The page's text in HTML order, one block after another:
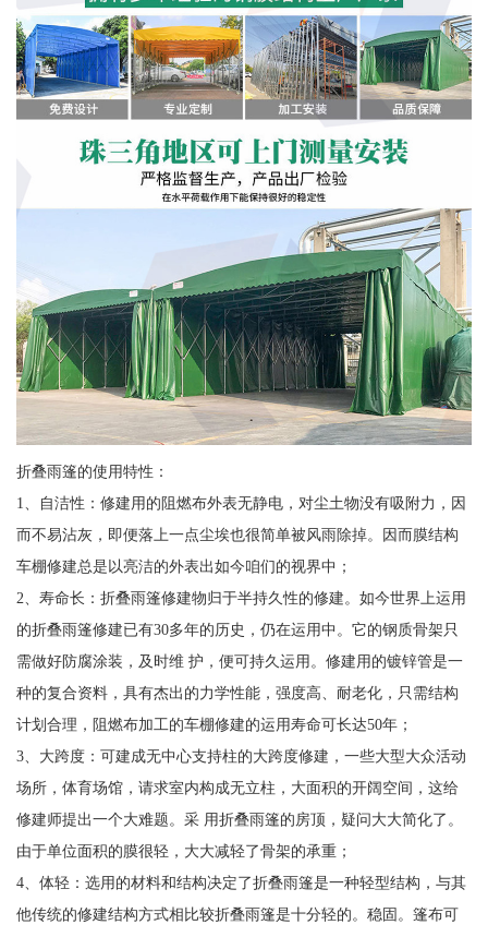
折叠雨篷的使用特性：
1、自洁性：修建用的阻燃布外表无静电，对尘土物没有吸附力，因
而不易沾灰，即便落上一点尘埃也很简单被风雨除掉。因而膜结构
车棚修建总是以亮洁的外表出如今咱们的视界中；
2、寿命长：折叠雨篷修建物归于半持久性的修建。如今世界上运用
的折叠雨篷修建已有30多年的历史，仍在运用中。它的钢质骨架只
需做好防腐涂装，及时维 护，便可持久运用。修建用的镀锌管是一
种的复合资料，具有杰出的力学性能，强度高、耐老化，只需结构
计划合理，阻燃布加工的车棚修建的运用寿命可长达50年；
3、大跨度：可建成无中心支持柱的大跨度修建，一些大型大众活动
场所，体育场馆，请求室内构成无立柱，大面积的开阔空间，这给
修建师提出一个大难题。采 用折叠雨篷的房顶，疑问大大简化了。
由于单位面积的膜很轻，大大减轻了骨架的承重；
4、体轻：选用的材料和结构决定了折叠雨篷是一种轻型结构，与其
他传统的修建结构方式相比较折叠雨篷是十分轻的。稳固。篷布可